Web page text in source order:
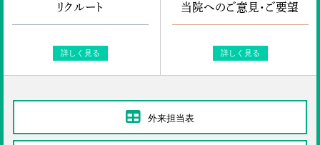
リクルート
詳しく見る
当院へのご意見・ご要望
詳しく見る
外来担当表